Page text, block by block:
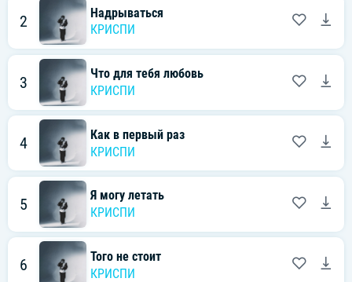
2
Надрываться
КРИСПИ
3
Что для тебя любовь
КРИСПИ
4
Как в первый раз
КРИСПИ
5
Я могу летать
КРИСПИ
6
Того не стоит
КРИСПИ